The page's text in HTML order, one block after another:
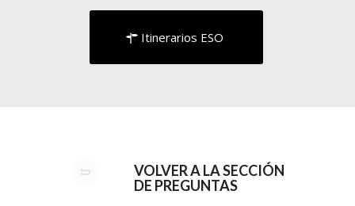
Itinerarios ESO
VOLVER A LA SECCIÓN
DE PREGUNTAS